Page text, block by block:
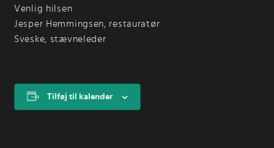
Venlig hilsen
Jesper Hemmingsen, restauratør
Sveske, stævneleder
Tilføj til kalender